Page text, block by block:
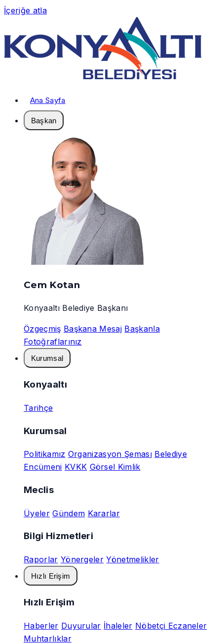
İçeriğe atla
Ana Sayfa
Başkan
Cem Kotan
Konyaaltı Belediye Başkanı
Özgeçmiş Başkana Mesaj Başkanla
Fotoğraflarınız
Kurumsal
Konyaaltı
Tarihçe
Kurumsal
Politikamız Organizasyon Şeması Belediye
Encümeni KVKK Görsel Kimlik
Meclis
Üyeler Gündem Kararlar
Bilgi Hizmetleri
Raporlar Yönergeler Yönetmelikler
Hızlı Erişim
Hızlı Erişim
Haberler Duyurular İhaleler Nöbetçi Eczaneler
Muhtarlıklar